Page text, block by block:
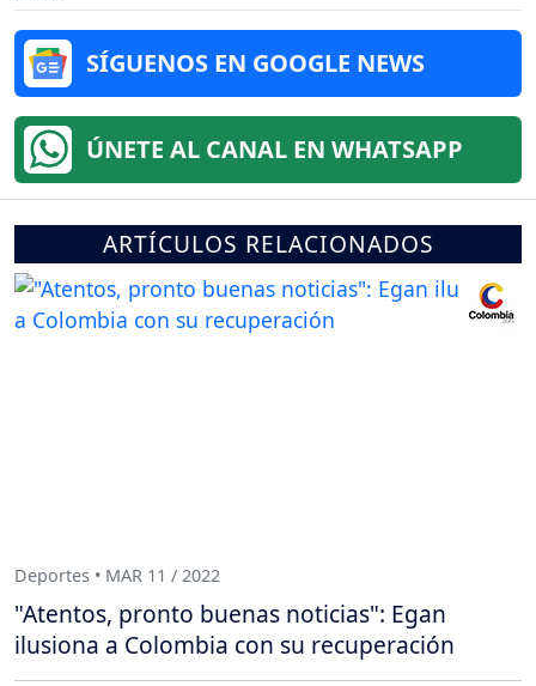
SÍGUENOS EN GOOGLE NEWS
ÚNETE AL CANAL EN WHATSAPP
ARTÍCULOS RELACIONADOS
Deportes • MAR 11 / 2022
"Atentos, pronto buenas noticias": Egan
ilusiona a Colombia con su recuperación